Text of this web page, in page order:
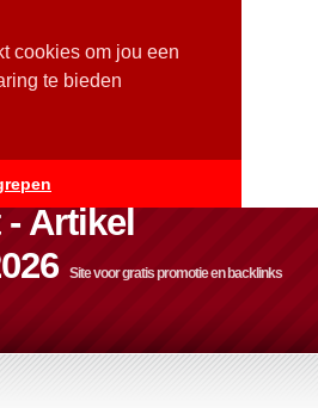
cookies om jou een
te bieden
Artikel
Site voor gratis promotie en backlinks